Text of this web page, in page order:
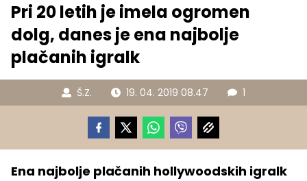
Pri 20 letih je imela ogromen
dolg, danes je ena najbolje
plačanih igralk
Š.Z. 19. 04. 2019 08.47 1
Ena najbolje plačanih hollywoodskih igralk